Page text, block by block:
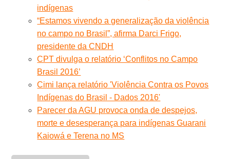
indígenas
“Estamos vivendo a generalização da violência
no campo no Brasil”, afirma Darci Frigo,
presidente da CNDH
CPT divulga o relatório ‘Conflitos no Campo
Brasil 2016’
Cimi lança relatório 'Violência Contra os Povos
Indígenas do Brasil - Dados 2016'
Parecer da AGU provoca onda de despejos,
morte e desesperança para indígenas Guarani
Kaiowá e Terena no MS